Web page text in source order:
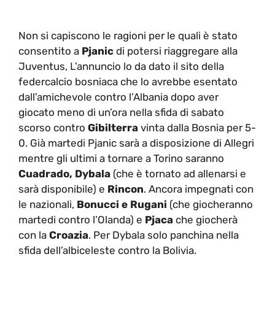
Non si capiscono le ragioni per le quali è stato
consentito a Pjanic di potersi riaggregare alla
Juventus, L’annuncio lo da dato il sito della
federcalcio bosniaca che lo avrebbe esentato
dall’amichevole contro l’Albania dopo aver
giocato meno di un’ora nella sfida di sabato
scorso contro Gibilterra vinta dalla Bosnia per 5-
0. Già martedi Pjanic sarà a disposizione di Allegri
mentre gli ultimi a tornare a Torino saranno
Cuadrado, Dybala (che è tornato ad allenarsi e
sarà disponibile) e Rincon. Ancora impegnati con
le nazionali, Bonucci e Rugani (che giocheranno
martedi contro l’Olanda) e Pjaca che giocherà
con la Croazia. Per Dybala solo panchina nella
sfida dell’albiceleste contro la Bolivia.